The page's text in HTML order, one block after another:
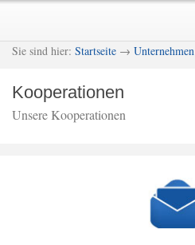
Skip
primary
content
Skip
secondary
content
Sie sind hier: Startseite → Unternehmen
Kooperationen
Unsere Kooperationen